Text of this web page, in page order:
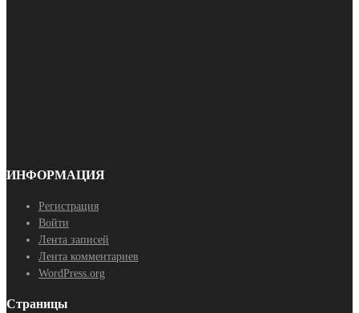
ИНФОРМАЦИЯ
Регистрация
Войти
Лента записей
Лента комментариев
WordPress.org
Страницы